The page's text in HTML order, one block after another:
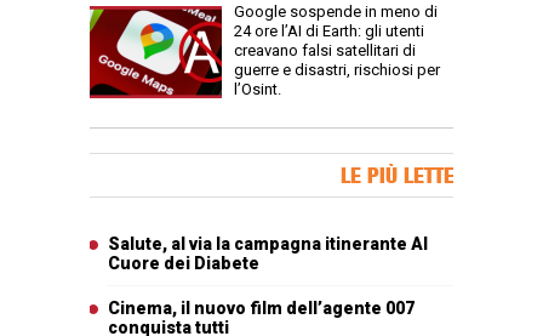
Google sospende in meno di
24 ore l’AI di Earth: gli utenti
creavano falsi satellitari di
guerre e disastri, rischiosi per
l’Osint.
LE PIÙ LETTE
Salute, al via la campagna itinerante Al
Cuore dei Diabete
Cinema, il nuovo film dell’agente 007
conquista tutti